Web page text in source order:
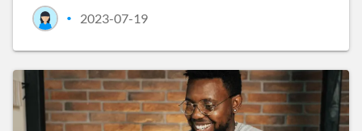
• 2023-07-19